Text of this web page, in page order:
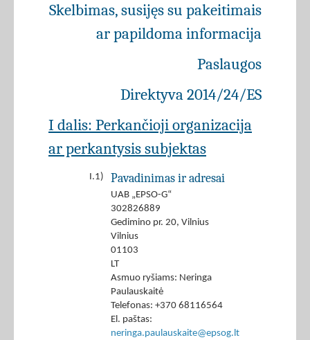
Skelbimas, susijęs su pakeitimais
ar papildoma informacija
Paslaugos
Direktyva 2014/24/ES
I dalis: Perkančioji organizacija
ar perkantysis subjektas
I.1) Pavadinimas ir adresai
UAB „EPSO-G“
302826889
Gedimino pr. 20, Vilnius
Vilnius
01103
LT
Asmuo ryšiams: Neringa
Paulauskaitė
Telefonas: +370 68116564
El. paštas:
neringa.paulauskaite@epsog.lt